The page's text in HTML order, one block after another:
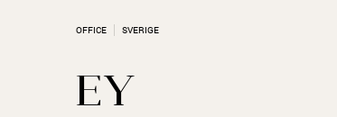
OFFICE SVERIGE
EY